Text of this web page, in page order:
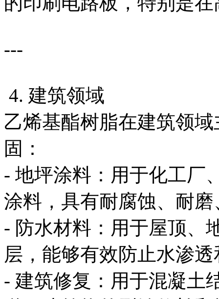
---
4. 建筑领域
乙烯基酯树脂在建筑领
固：
- 地坪涂料：用于化工厂
涂料，具有耐腐蚀、耐
- 防水材料：用于屋顶、
层，能够有效防止水渗
- 建筑修复：用于混凝土